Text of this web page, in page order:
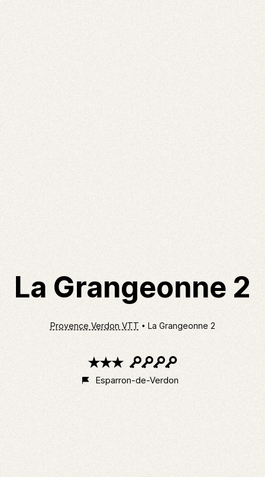
La Grangeonne 2
Provence Verdon VTT La Grangeonne 2
3
étoiles
Esparron-de-Verdon